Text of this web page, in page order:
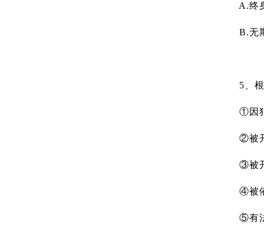
A.终
B.无期
5、根
①因犯
②被开
③被开
④被依
⑤有法